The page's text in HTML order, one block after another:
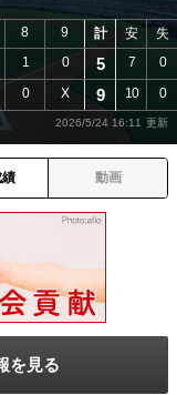
8
9
1
0
0 X
計 安 失
5 7 0
9 10 0
2026/5/24 16:11
動画
を見る